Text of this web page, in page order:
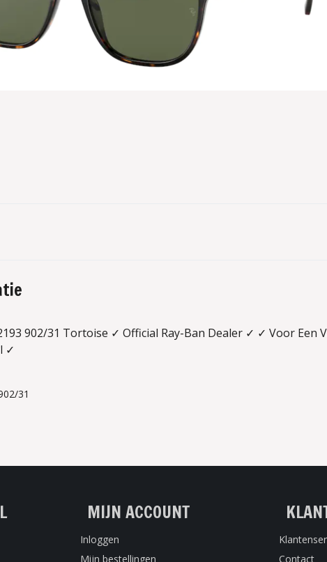
902/31 Tortoise ✓ Official Ray-Ban Dealer ✓ ✓ Voor Een
✓
31
MIJN ACCOUNT
Inloggen
Mijn bestellingen
Contact